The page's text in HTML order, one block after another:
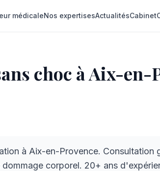
médicaleNos expertisesActualitésCabinet
choc à Aix-en-
à Aix-en-Provence. Consultation
dommage corporel. 20+ ans